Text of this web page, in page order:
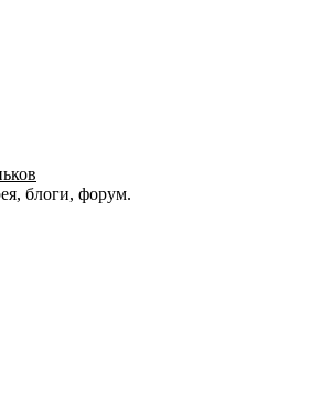
блоги, форум.